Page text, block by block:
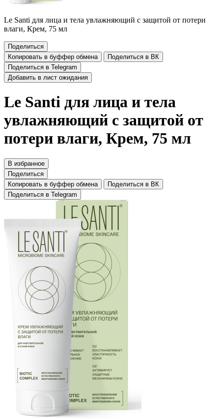
Le Santi для лица и тела увлажняющий с защитой от потери
влаги, Крем, 75 мл
Поделиться
Копировать в буффер обмена
Поделиться в ВК
Поделиться в Telegram
Добавить в лист ожидания
Le Santi для лица и тела
увлажняющий с защитой от
потери влаги, Крем, 75 мл
В избранное
Поделиться
Копировать в буффер обмена
Поделиться в ВК
Поделиться в Telegram